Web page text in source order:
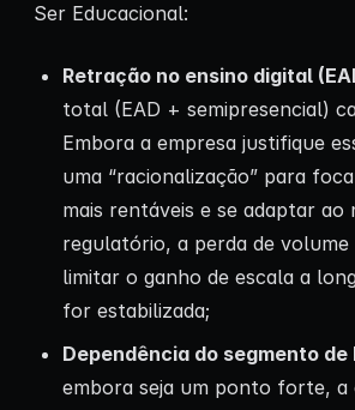
Ser Educacional:
Retração no ensino digital
total (EAD + semipresencial)
Embora a empresa justifique
uma “racionalização” para
mais rentáveis e se adaptar ao
regulatório, a perda de
limitar o ganho de escala a
for estabilizada;
Dependência do segmento de
embora seja um ponto forte, a